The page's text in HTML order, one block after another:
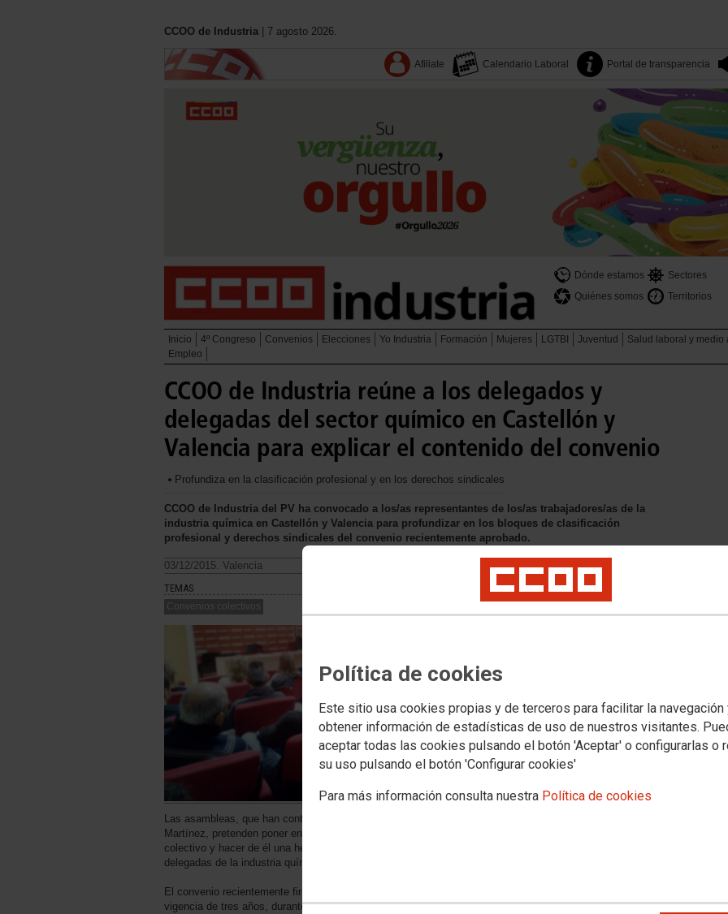
Política de cookies
Este sitio usa cookies propias y de terceros para facilitar la navegación
obtener información de estadísticas de uso de nuestros visitantes.
aceptar todas las cookies pulsando el botón 'Aceptar' o configurarlas o
su uso pulsando el botón 'Configurar cookies'
Para más información consulta nuestra Política de cookies
CCOO de Industria | 7 agosto 2026.
Afiliate Calendario Laboral Portal de transparencia
Dónde estamos Sectores
Quiénes somos
Territorios
Inicio 4º Congreso Convenios Elecciones Yo Industria Formación Mujeres LGTBI Juventud Salud laboral y medio
Empleo
CCOO de Industria reúne a los delegados y
delegadas del sector químico en Castellón y
Valencia para explicar el contenido del convenio
Profundiza en la clasificación profesional y en los derechos sindicales
CCOO de Industria del PV ha convocado a los/as representantes de los/as trabajadores/as de la
industria química en Castellón y Valencia para profundizar en los bloques de clasificación
profesional y derechos sindicales del convenio recientemente aprobado.
03/12/2015. Valencia
TEMAS
Convenios colectivos
Las asambleas, que han contado con la presencia de Salva López y Daniel
Martínez, pretenden poner en valor el contenido normativo del convenio
colectivo y hacer de él una herramienta practica para los delegados y
delegadas de la industria química en el País Valenciano.
El convenio recientemente firmado, tras la firma del AENC, tendrá una
vigencia de tres años, durante los cuales se realizaran reuniones
del metal de Girona